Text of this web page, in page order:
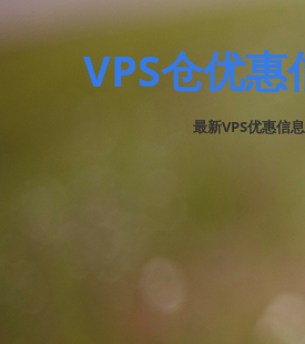
VPS仓优惠
最新VPS优惠信息